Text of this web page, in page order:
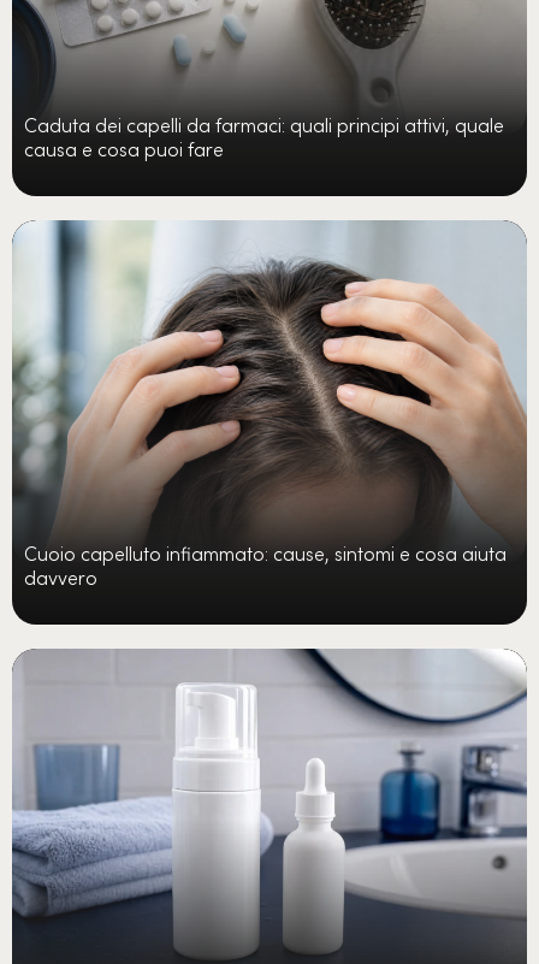
Caduta dei capelli da farmaci: quali principi attivi, quale
causa e cosa puoi fare
Cuoio capelluto infiammato: cause, sintomi e cosa aiuta
davvero